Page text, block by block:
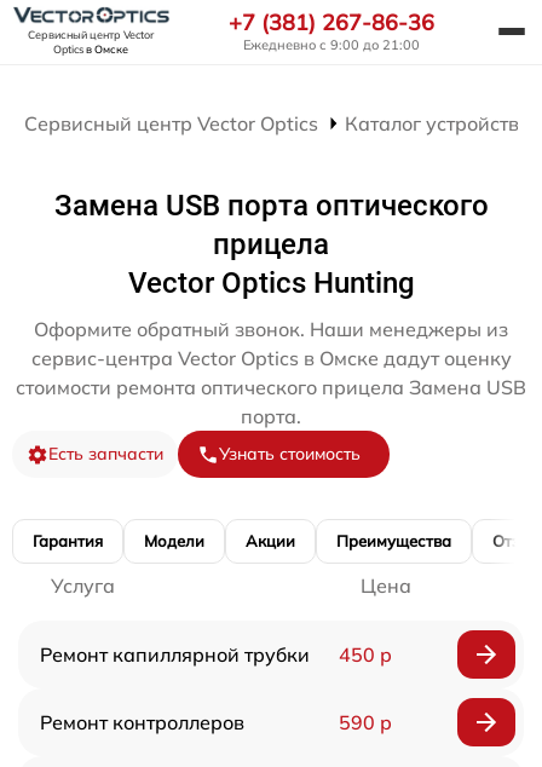
Сервисный центр Vector
Opticsв Омске
+7 (381) 267-86-36
Ежедневно с 9:00 до 21:00
Сервисный центр Vector Optics Каталог устройств
Замена USB порта оптического
прицела
Vector Optics Hunting
Оформите обратный звонок. Наши менеджеры из
сервис-центра Vector Optics в Омске дадут оценку
стоимости ремонта оптического прицела Замена USB
порта.
Есть запчасти Узнать стоимость
Гарантия Модели Акции Преимущества
Услуга Цена
Ремонт капиллярной трубки 450 р
Ремонт контроллеров 590 р